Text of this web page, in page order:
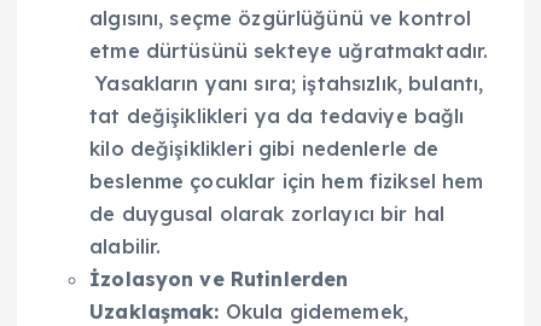
algısını, seçme özgürlüğünü ve kontrol
etme dürtüsünü sekteye uğratmaktadır.
Yasakların yanı sıra; iştahsızlık, bulantı,
tat değişiklikleri ya da tedaviye bağlı
kilo değişiklikleri gibi nedenlerle de
beslenme çocuklar için hem fiziksel hem
de duygusal olarak zorlayıcı bir hal
alabilir.
İzolasyon ve Rutinlerden
Uzaklaşmak: Okula gidememek,